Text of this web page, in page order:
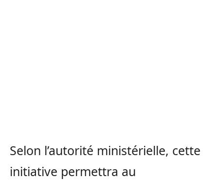
Selon l’autorité ministérielle, cette
initiative permettra au